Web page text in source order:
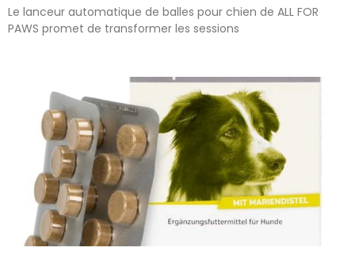
Le lanceur automatique de balles pour chien de ALL FOR
PAWS promet de transformer les sessions